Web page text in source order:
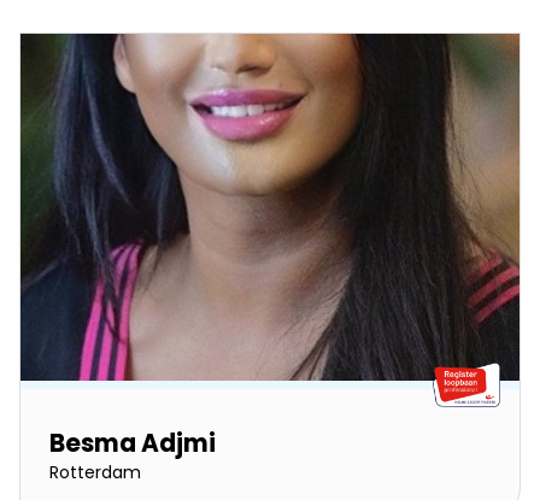
Besma Adjmi
Rotterdam